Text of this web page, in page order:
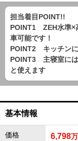
担当着目POINT!!
POINT1 ZEH水準×
車可能です！
POINT2 キッチン
POINT3 主寝室には
と使えます
基本情報
価格 6,798